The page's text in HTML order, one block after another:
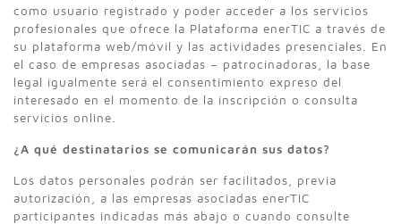
como usuario registrado y poder acceder a los servicios
profesionales que ofrece la Plataforma enerTIC a través de
su plataforma web/móvil y las actividades presenciales. En
el caso de empresas asociadas – patrocinadoras, la base
legal igualmente será el consentimiento expreso del
interesado en el momento de la inscripción o consulta
servicios online.
¿A qué destinatarios se comunicarán sus datos?
Los datos personales podrán ser facilitados, previa
autorización, a las empresas asociadas enerTIC
participantes indicadas más abajo o cuando consulte